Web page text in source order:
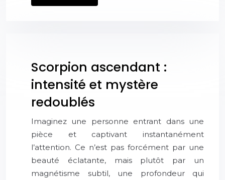
Scorpion ascendant :
intensité et mystère
redoublés
Imaginez une personne entrant dans une
pièce et captivant instantanément
l’attention. Ce n’est pas forcément par une
beauté éclatante, mais plutôt par un
magnétisme subtil, une profondeur qui